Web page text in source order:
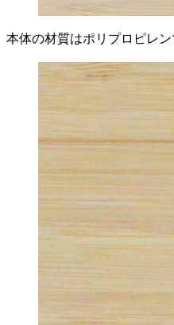
本体の材質はポリプロピレ